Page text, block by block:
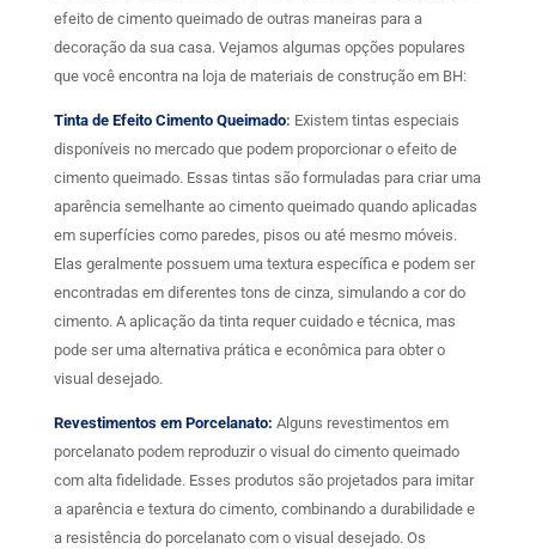
efeito de cimento queimado de outras maneiras para a
decoração da sua casa. Vejamos algumas opções populares
que você encontra na loja de materiais de construção em BH:
Tinta de Efeito Cimento Queimado: Existem tintas especiais
disponíveis no mercado que podem proporcionar o efeito de
cimento queimado. Essas tintas são formuladas para criar uma
aparência semelhante ao cimento queimado quando aplicadas
em superfícies como paredes, pisos ou até mesmo móveis.
Elas geralmente possuem uma textura específica e podem ser
encontradas em diferentes tons de cinza, simulando a cor do
cimento. A aplicação da tinta requer cuidado e técnica, mas
pode ser uma alternativa prática e econômica para obter o
visual desejado.
Revestimentos em Porcelanato: Alguns revestimentos em
porcelanato podem reproduzir o visual do cimento queimado
com alta fidelidade. Esses produtos são projetados para imitar
a aparência e textura do cimento, combinando a durabilidade e
a resistência do porcelanato com o visual desejado. Os